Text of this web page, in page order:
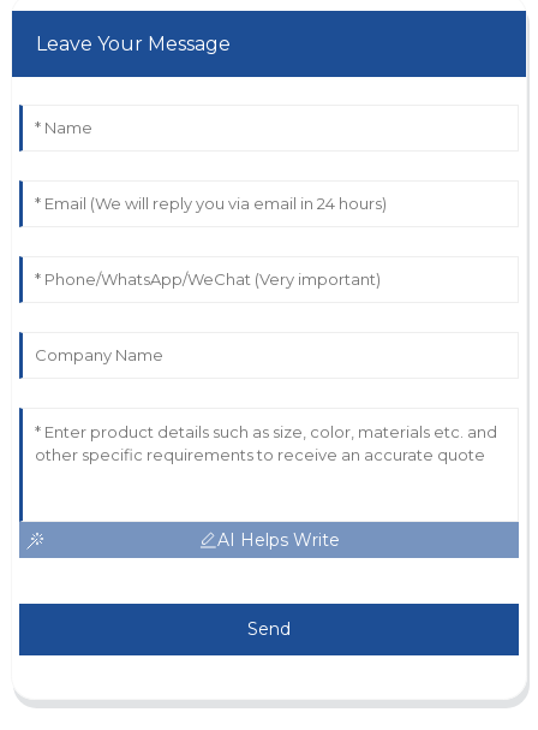
Leave Your Message
AI Helps Write
Send